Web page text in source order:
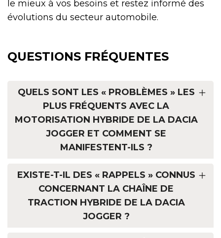
le mieux à vos besoins et restez informé des
évolutions du secteur automobile.
QUESTIONS FRÉQUENTES
QUELS SONT LES « PROBLÈMES » LES
PLUS FRÉQUENTS AVEC LA
MOTORISATION HYBRIDE DE LA DACIA
JOGGER ET COMMENT SE
MANIFESTENT-ILS ?
EXISTE-T-IL DES « RAPPELS » CONNUS
CONCERNANT LA CHAÎNE DE
TRACTION HYBRIDE DE LA DACIA
JOGGER ?